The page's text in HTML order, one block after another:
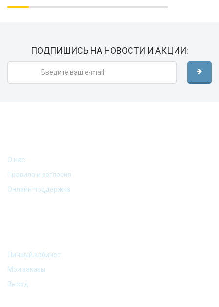
ПОДПИШИСЬ НА НОВОСТИ И АКЦИИ:
О нас
Правила и согласия
Онлайн поддержка
Личный кабинет
Мои заказы
Выход